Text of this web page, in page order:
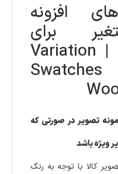
افزونه
برای
ووکامرس پرمیوم | Variation
تصویر در صورتی که
ویژه باشد
کالا با توجه به رنگ